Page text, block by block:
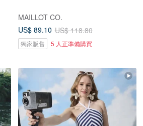
MAILLOT CO.
US$ 89.10 US$ 118.80
獨家販售 5 人正準備購買